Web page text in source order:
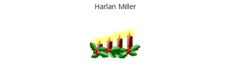
Harlan Miller